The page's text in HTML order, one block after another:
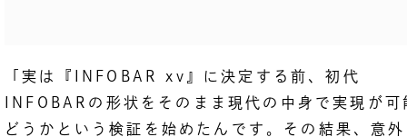
「実は『INFOBAR xv』に決定する前、初代
INFOBARの形状をそのまま現代の中身で実現が可
どうかという検証を始めたんです。その結果、意